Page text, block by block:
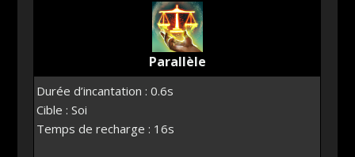
Parallèle
Durée d’incantation : 0.6s
Cible : Soi
Temps de recharge : 16s